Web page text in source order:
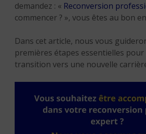
demandez : « Reconversion
commencer ? », vous êtes au bon
Dans cet article, nous vous
premières étapes essentielles
transition vers une nouvelle